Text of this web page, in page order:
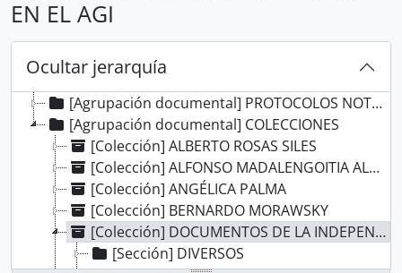
EN EL AGI
Ocultar jerarquía
[Record group] ARCHIVO HISTÓRICO
[Agrupación documental] FONDOS INSTITUCIONALES
[Agrupación documental] FONDOS FÁCTICOS
[Agrupación documental] PROTOCOLOS NOTARIALES
[Agrupación documental] COLECCIONES
[Colección] ALBERTO ROSAS SILES
[Colección] ALFONSO MADALENGOITIA ALBRECHT
[Colección] ANGÉLICA PALMA
[Colección] BERNARDO MORAWSKY
[Colección] DOCUMENTOS DE LA INDEPENDENCIA DEL PERÚ EN EL AGI
[Sección] DIVERSOS